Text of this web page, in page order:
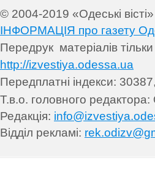
© 2004-2019 «Одеські вісті»
ІНФОРМАЦІЯ про газету
Передрук матеріалів т
http://izvestiya.odessa.ua
Передплатні індекси: 30
Т.в.о. головного
Редакція:
Відділ рекламі: